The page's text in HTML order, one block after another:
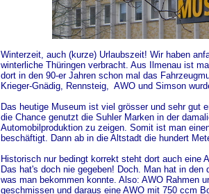
Winterzeit, auch (kurze) Urlaubszeit! Wir haben
winterliche Thüringen verbracht. Aus Ilmenau ist
dort in den 90-er Jahren schon mal das
Krieger-Gnädig, Rennsteig, AWO und Simson
Das heutige Museum ist viel grösser und sehr gut
die Chance genutzt die Suhler Marken in der
Automobilproduktion zu zeigen. Somit ist man
beschäftigt. Dann ab in die Altstadt die hundert
Historisch nur bedingt korrekt steht dort auch eine
Das hat's doch nie gegeben! Doch. Man hat in
was man bekommen konnte. Also: AWO Rahmen
geschmissen und daraus eine AWO mit 750 ccm